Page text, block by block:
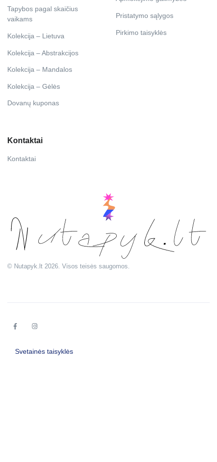
Tapybos pagal skaičius
vaikams
Kolekcija – Lietuva
Kolekcija – Abstrakcijos
Kolekcija – Mandalos
Kolekcija – Gėlės
Dovanų kuponas
Pristatymo sąlygos
Pirkimo taisyklės
Kontaktai
Kontaktai
© Nutapyk.lt 2026. Visos teisės saugomos.
Svetainės taisyklės